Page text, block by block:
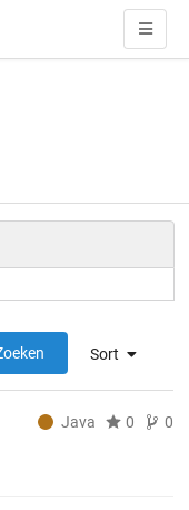
Sort
Java 0 0